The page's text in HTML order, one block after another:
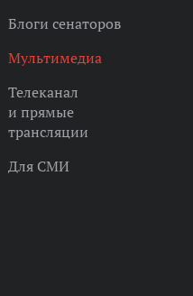
Блоги сенаторов
Мультимедиа
Телеканал
и прямые
трансляции
Для СМИ